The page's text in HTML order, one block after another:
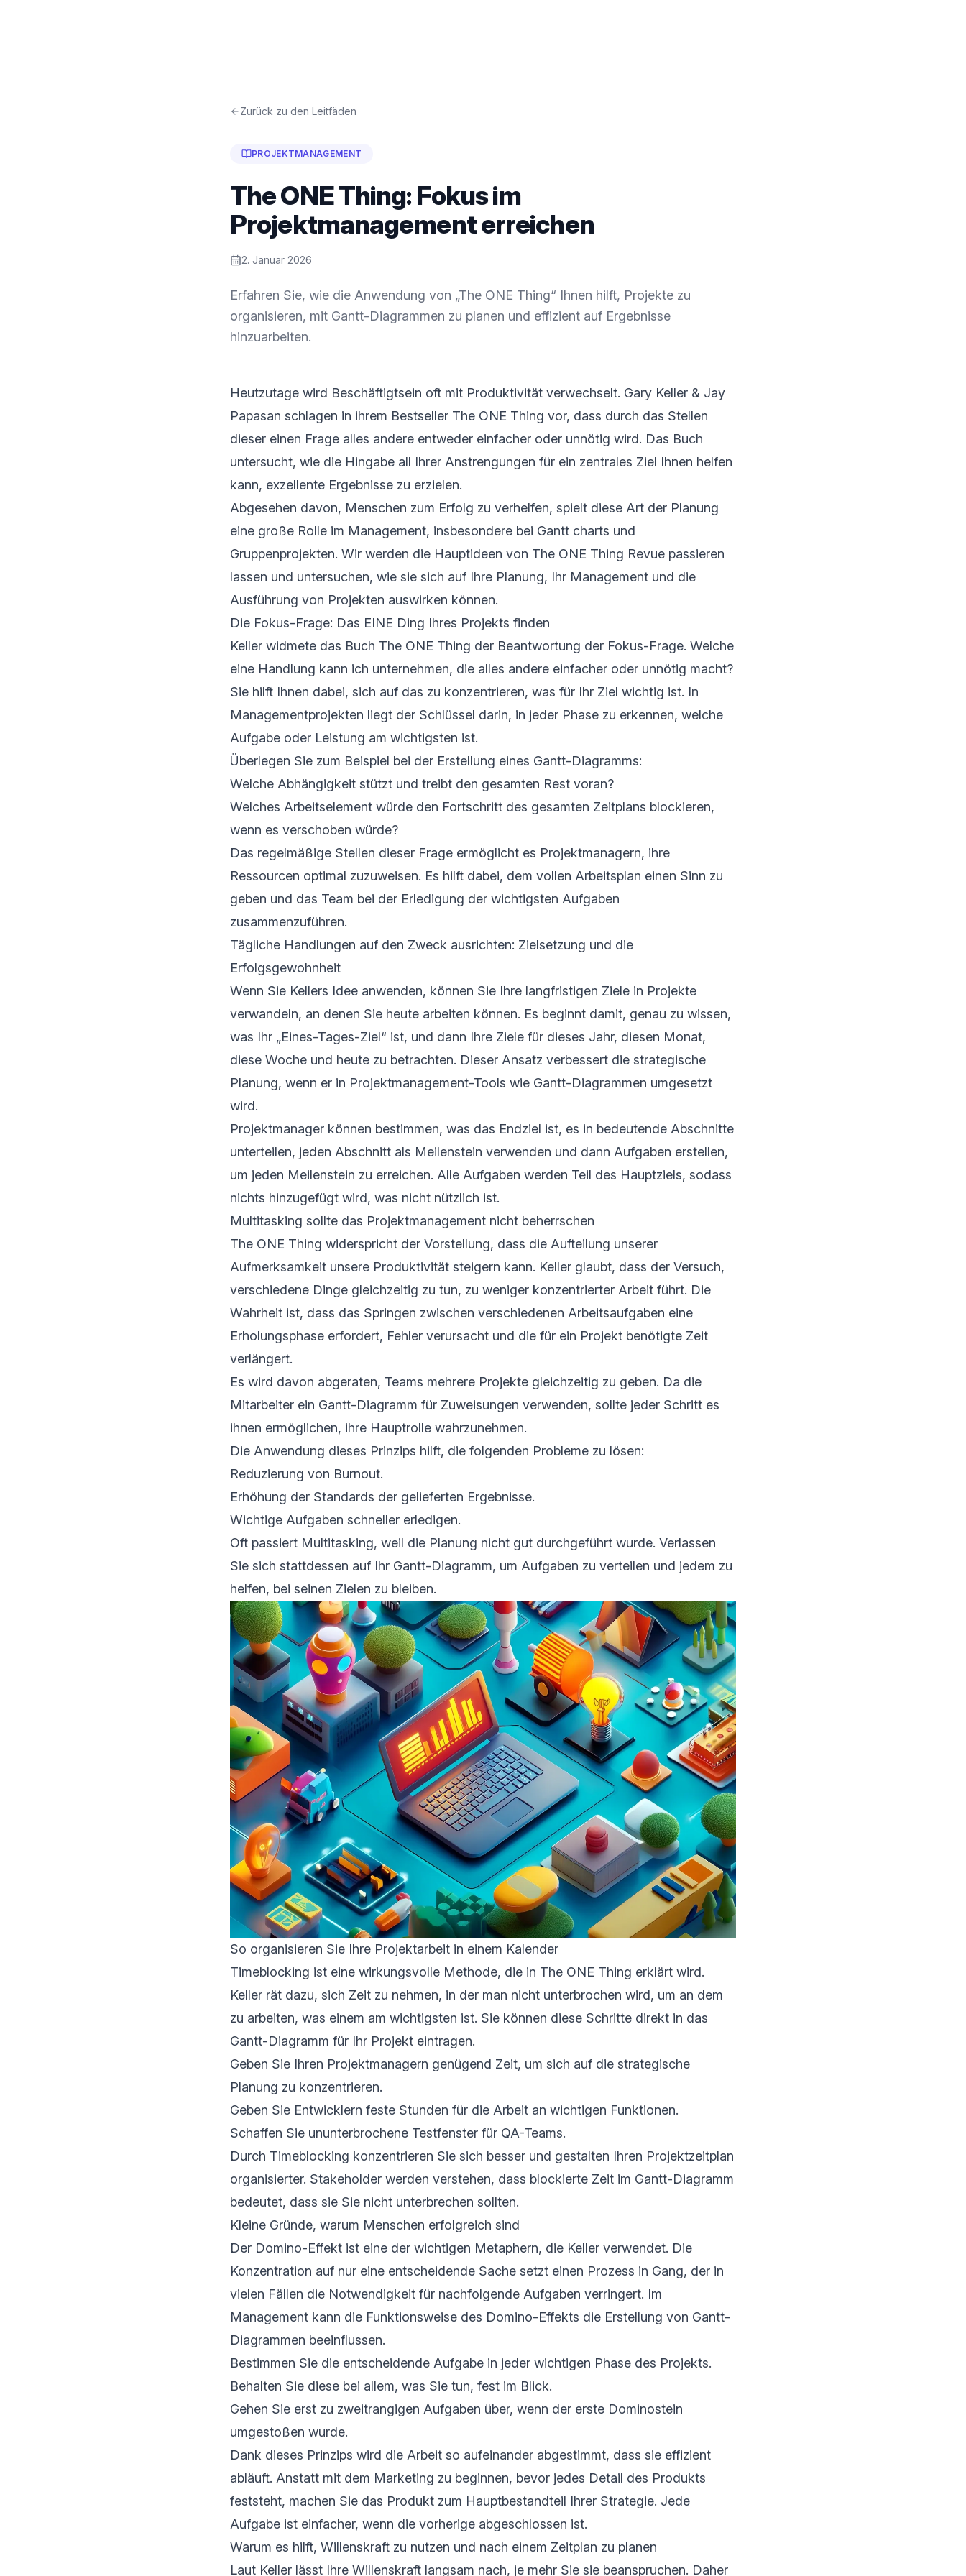
Zurück zu den Leitfäden
PROJEKTMANAGEMENT
The ONE Thing: Fokus im
Projektmanagement erreichen
2. Januar 2026
Erfahren Sie, wie die Anwendung von „The ONE Thing“ Ihnen hilft, Projekte zu
organisieren, mit Gantt-Diagrammen zu planen und effizient auf Ergebnisse
hinzuarbeiten.
Heutzutage wird Beschäftigtsein oft mit Produktivität verwechselt. Gary Keller & Jay
Papasan schlagen in ihrem Bestseller The ONE Thing vor, dass durch das Stellen
dieser einen Frage alles andere entweder einfacher oder unnötig wird. Das Buch
untersucht, wie die Hingabe all Ihrer Anstrengungen für ein zentrales Ziel Ihnen helfen
kann, exzellente Ergebnisse zu erzielen.
Abgesehen davon, Menschen zum Erfolg zu verhelfen, spielt diese Art der Planung
eine große Rolle im Management, insbesondere bei Gantt charts und
Gruppenprojekten. Wir werden die Hauptideen von The ONE Thing Revue passieren
lassen und untersuchen, wie sie sich auf Ihre Planung, Ihr Management und die
Ausführung von Projekten auswirken können.
Die Fokus-Frage: Das EINE Ding Ihres Projekts finden
Keller widmete das Buch The ONE Thing der Beantwortung der Fokus-Frage. Welche
eine Handlung kann ich unternehmen, die alles andere einfacher oder unnötig macht?
Sie hilft Ihnen dabei, sich auf das zu konzentrieren, was für Ihr Ziel wichtig ist. In
Managementprojekten liegt der Schlüssel darin, in jeder Phase zu erkennen, welche
Aufgabe oder Leistung am wichtigsten ist.
Überlegen Sie zum Beispiel bei der Erstellung eines Gantt-Diagramms:
Welche Abhängigkeit stützt und treibt den gesamten Rest voran?
Welches Arbeitselement würde den Fortschritt des gesamten Zeitplans blockieren,
wenn es verschoben würde?
Das regelmäßige Stellen dieser Frage ermöglicht es Projektmanagern, ihre
Ressourcen optimal zuzuweisen. Es hilft dabei, dem vollen Arbeitsplan einen Sinn zu
geben und das Team bei der Erledigung der wichtigsten Aufgaben
zusammenzuführen.
Tägliche Handlungen auf den Zweck ausrichten: Zielsetzung und die
Erfolgsgewohnheit
Wenn Sie Kellers Idee anwenden, können Sie Ihre langfristigen Ziele in Projekte
verwandeln, an denen Sie heute arbeiten können. Es beginnt damit, genau zu wissen,
was Ihr „Eines-Tages-Ziel“ ist, und dann Ihre Ziele für dieses Jahr, diesen Monat,
diese Woche und heute zu betrachten. Dieser Ansatz verbessert die strategische
Planung, wenn er in Projektmanagement-Tools wie Gantt-Diagrammen umgesetzt
wird.
Projektmanager können bestimmen, was das Endziel ist, es in bedeutende Abschnitte
unterteilen, jeden Abschnitt als Meilenstein verwenden und dann Aufgaben erstellen,
um jeden Meilenstein zu erreichen. Alle Aufgaben werden Teil des Hauptziels, sodass
nichts hinzugefügt wird, was nicht nützlich ist.
Multitasking sollte das Projektmanagement nicht beherrschen
The ONE Thing widerspricht der Vorstellung, dass die Aufteilung unserer
Aufmerksamkeit unsere Produktivität steigern kann. Keller glaubt, dass der Versuch,
verschiedene Dinge gleichzeitig zu tun, zu weniger konzentrierter Arbeit führt. Die
Wahrheit ist, dass das Springen zwischen verschiedenen Arbeitsaufgaben eine
Erholungsphase erfordert, Fehler verursacht und die für ein Projekt benötigte Zeit
verlängert.
Es wird davon abgeraten, Teams mehrere Projekte gleichzeitig zu geben. Da die
Mitarbeiter ein Gantt-Diagramm für Zuweisungen verwenden, sollte jeder Schritt es
ihnen ermöglichen, ihre Hauptrolle wahrzunehmen.
Die Anwendung dieses Prinzips hilft, die folgenden Probleme zu lösen:
Reduzierung von Burnout.
Erhöhung der Standards der gelieferten Ergebnisse.
Wichtige Aufgaben schneller erledigen.
Oft passiert Multitasking, weil die Planung nicht gut durchgeführt wurde. Verlassen
Sie sich stattdessen auf Ihr Gantt-Diagramm, um Aufgaben zu verteilen und jedem zu
helfen, bei seinen Zielen zu bleiben.
So organisieren Sie Ihre Projektarbeit in einem Kalender
Timeblocking ist eine wirkungsvolle Methode, die in The ONE Thing erklärt wird.
Keller rät dazu, sich Zeit zu nehmen, in der man nicht unterbrochen wird, um an dem
zu arbeiten, was einem am wichtigsten ist. Sie können diese Schritte direkt in das
Gantt-Diagramm für Ihr Projekt eintragen.
Geben Sie Ihren Projektmanagern genügend Zeit, um sich auf die strategische
Planung zu konzentrieren.
Geben Sie Entwicklern feste Stunden für die Arbeit an wichtigen Funktionen.
Schaffen Sie ununterbrochene Testfenster für QA-Teams.
Durch Timeblocking konzentrieren Sie sich besser und gestalten Ihren Projektzeitplan
organisierter. Stakeholder werden verstehen, dass blockierte Zeit im Gantt-Diagramm
bedeutet, dass sie Sie nicht unterbrechen sollten.
Kleine Gründe, warum Menschen erfolgreich sind
Der Domino-Effekt ist eine der wichtigen Metaphern, die Keller verwendet. Die
Konzentration auf nur eine entscheidende Sache setzt einen Prozess in Gang, der in
vielen Fällen die Notwendigkeit für nachfolgende Aufgaben verringert. Im
Management kann die Funktionsweise des Domino-Effekts die Erstellung von Gantt-
Diagrammen beeinflussen.
Bestimmen Sie die entscheidende Aufgabe in jeder wichtigen Phase des Projekts.
Behalten Sie diese bei allem, was Sie tun, fest im Blick.
Gehen Sie erst zu zweitrangigen Aufgaben über, wenn der erste Dominostein
umgestoßen wurde.
Dank dieses Prinzips wird die Arbeit so aufeinander abgestimmt, dass sie effizient
abläuft. Anstatt mit dem Marketing zu beginnen, bevor jedes Detail des Produkts
feststeht, machen Sie das Produkt zum Hauptbestandteil Ihrer Strategie. Jede
Aufgabe ist einfacher, wenn die vorherige abgeschlossen ist.
Warum es hilft, Willenskraft zu nutzen und nach einem Zeitplan zu planen
Laut Keller lässt Ihre Willenskraft langsam nach, je mehr Sie sie beanspruchen. Daher